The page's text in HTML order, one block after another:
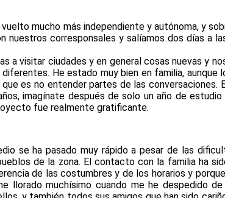
mucho más independiente y autónoma, y
nuestros corresponsales y salíamos dos días a
a visitar ciudades y en general cosas nuevas y
He estado muy bien en familia,
es no entender partes de las conversaciones.
imagínate después de solo un año de
fue realmente gratificante.
se ha pasado muy rápido a pesar de las
de la zona. El contacto con la familia ha
de las costumbres y de los horarios y
llorado muchísimo cuando me he despedido